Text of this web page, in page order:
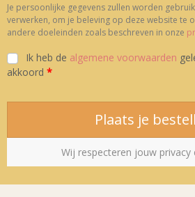
Je persoonlijke gegevens zullen worden
verwerken, om je beleving op deze website te
andere doeleinden zoals beschreven in onze
Ik heb de algemene voorwaarden
akkoord *
Plaats je
Wij respecteren jouw privacy